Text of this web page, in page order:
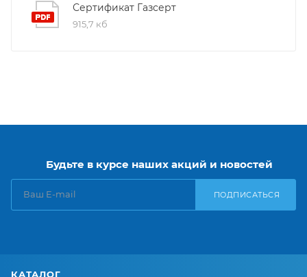
Сертификат Газсерт
915,7 кб
Будьте в курсе наших акций и новостей
ПОДПИСАТЬСЯ
КАТАЛОГ